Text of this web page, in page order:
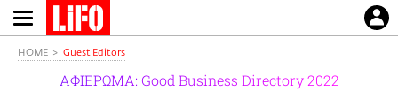
Παράκαμψη
προς
HOME Guest Editors
ΑΦΙΕΡΩΜΑ: Good Business Directory 2022